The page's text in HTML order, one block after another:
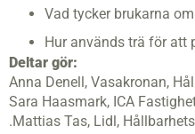
Vad tycker brukarna
Hur används trä för att
Deltar gör:
Anna Denell, Vasakronan,
Sara Haasmark, ICA
.​Mattias Tas, Lidl,